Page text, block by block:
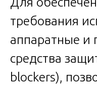
требования
аппаратные и
средства
blockers),